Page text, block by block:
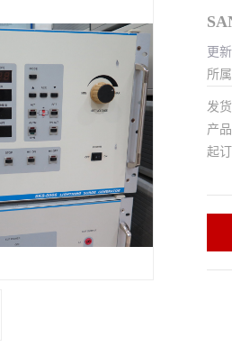
更
所
发
产
起